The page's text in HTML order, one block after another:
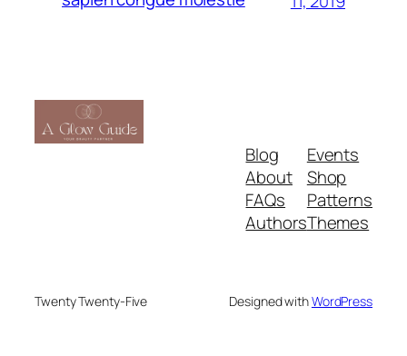
Blog
About
FAQs
Authors
Events
Shop
Patterns
Themes
Twenty Twenty-Five Designed withWordPress